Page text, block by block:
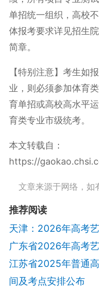
单招统一组织，高校
体报考要求详见招生
简章。
【特别注意】考生如
业，则必须参加体育
育单招或高校高水平
育类专业市级统考。
本文转载自：
https://
文章来源于网络，如
推荐阅读
天津：2026年高考
广东省2026年高考
江苏省2025年普通
间及考点安排公布